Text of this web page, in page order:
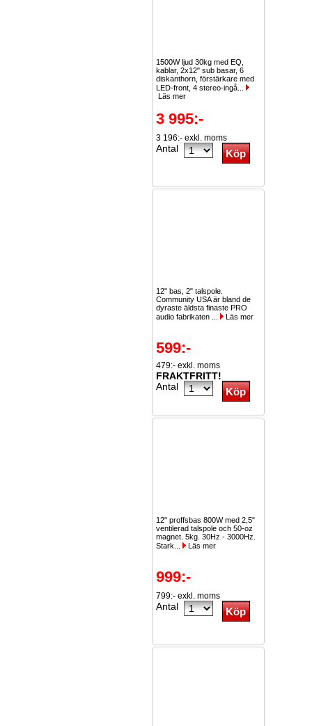
1500W ljud 30kg med EQ,
kablar, 2x12" sub basar, 6
diskanthorn, förstärkare med
LED-front, 4 stereo-ingå...
Läs mer
3 995:-
3 196:- exkl. moms
Antal
12" bas, 2" talspole.
Community USA är bland de
dyraste äldsta finaste PRO
audio fabrikaten ...
Läs mer
599:-
479:- exkl. moms
FRAKTFRITT!
Antal
12" proffsbas 800W med 2,5"
ventilerad talspole och 50-oz
magnet. 5kg. 30Hz - 3000Hz.
Stark...
Läs mer
999:-
799:- exkl. moms
Antal